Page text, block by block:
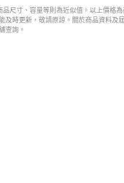
品尺寸、容量等則為近似值。以上價格
及時更新，敬請原諒。關於商品資料及
查詢。